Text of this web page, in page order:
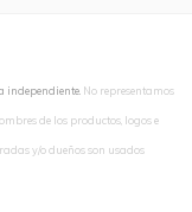
independiente. No representamos
de los productos, logos e
y/o dueños son usados